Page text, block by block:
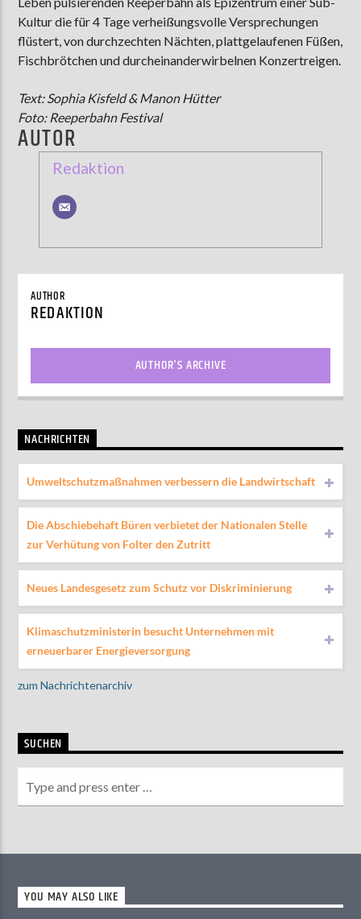
Kultur die für 4 Tage verheißungsvolle Versprechungen
flüstert, von durchzechten Nächten, plattgelaufenen Füßen,
Fischbrötchen und durcheinanderwirbelnen Konzertreigen.
Text: Sophia Kisfeld & Manon Hütter
Foto: Reeperbahn Festival
AUTOR
Redaktion
AUTHOR
REDAKTION
AUTHOR'S ARCHIVE
NACHRICHTEN
Umweltschutzmaßnahmen verbessern die Landwirtschaft
Die Abschiebehaft Büren verbietet der Nationalen Stelle
zur Verhütung von Folter den Zutritt
Neues Landesgesetz zum Schutz vor Diskriminierung
Klimaschutzministerin besucht Unternehmen mit
erneuerbarer Energieversorgung
zum Nachrichtenarchiv
SUCHEN
YOU MAY ALSO LIKE